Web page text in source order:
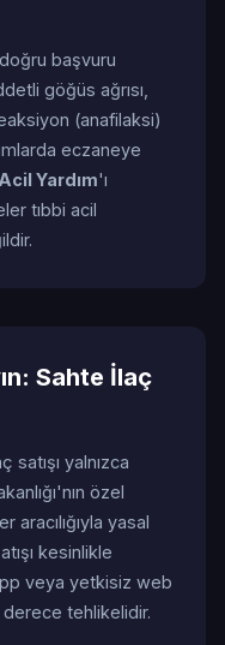
başvuru
göğüs ağrısı,
(anafilaksi)
eczaneye
Yardım'ı
tıbbi acil
Sahte İlaç
yalnızca
özel
yasal
kesinlikle
veya yetkisiz web
tehlikelidir.